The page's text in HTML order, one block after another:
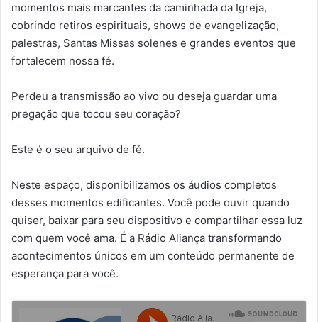
momentos mais marcantes da caminhada da Igreja,
cobrindo retiros espirituais, shows de evangelização,
palestras, Santas Missas solenes e grandes eventos que
fortalecem nossa fé.
Perdeu a transmissão ao vivo ou deseja guardar uma
pregação que tocou seu coração?
Este é o seu arquivo de fé.
Neste espaço, disponibilizamos os áudios completos
desses momentos edificantes. Você pode ouvir quando
quiser, baixar para seu dispositivo e compartilhar essa luz
com quem você ama. É a Rádio Aliança transformando
acontecimentos únicos em um conteúdo permanente de
esperança para você.